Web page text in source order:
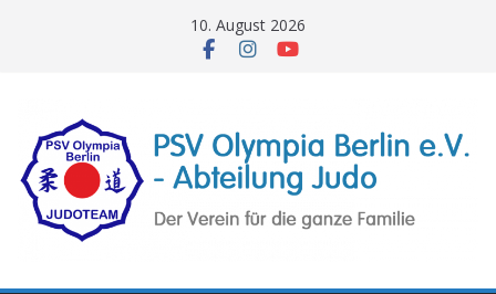
10. August 2026